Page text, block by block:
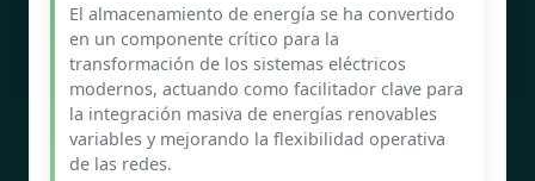
El almacenamiento de energía se ha convertido
en un componente crítico para la
transformación de los sistemas eléctricos
modernos, actuando como facilitador clave para
la integración masiva de energías renovables
variables y mejorando la flexibilidad operativa
de las redes.